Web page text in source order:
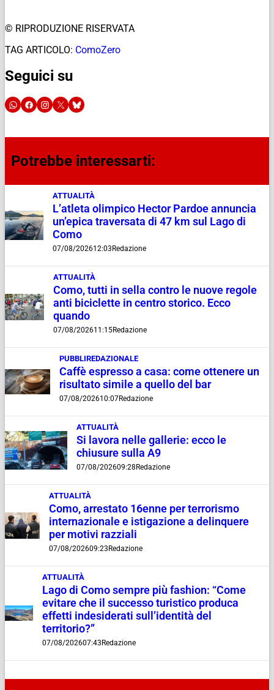
© RIPRODUZIONE RISERVATA
TAG ARTICOLO: ComoZero
Seguici su
Potrebbe interessarti:
ATTUALITÀ
L’atleta olimpico Hector Pardoe annuncia
un’epica traversata di 47 km sul Lago di
Como
07/08/202612:03 Redazione
ATTUALITÀ
Como, tutti in sella contro le nuove regole
anti biciclette in centro storico. Ecco
quando
07/08/202611:15Redazione
PUBBLIREDAZIONALE
Caffè espresso a casa: come ottenere un
risultato simile a quello del bar
07/08/202610:07Redazione
ATTUALITÀ
Si lavora nelle gallerie: ecco le
chiusure sulla A9
07/08/202609:28 Redazione
ATTUALITÀ
Como, arrestato 16enne per terrorismo
internazionale e istigazione a delinquere
per motivi razziali
07/08/202609:23 Redazione
ATTUALITÀ
Lago di Como sempre più fashion: “Come
evitare che il successo turistico produca
effetti indesiderati sull’identità del
territorio?”
07/08/202607:43 Redazione